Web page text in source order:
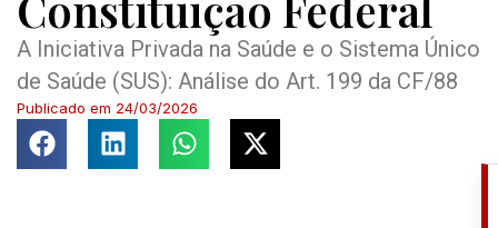
A Iniciativa Privada na Saúde e o Sistema Único
de Saúde (SUS): Análise do Art. 199 da CF/88
Publicado em 24/03/2026